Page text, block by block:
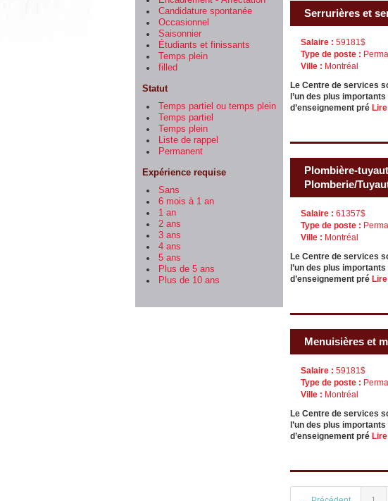
Candidature spontanée
Occasionnel
Saisonnier
Étudiants et finissants
Temps plein
filled
Statut
Temps partiel ou temps plein
Temps partiel
Temps plein
Liste de rappel
Permanent
Expérience requise
Sans
6 mois à 1 an
1 an
2 ans
3 ans
4 ans
5 ans
Plus de 5 ans
Plus de 10 ans
Serrurières et
Salaire : 59181$
Type de poste :
Ville : Montréal
Le Centre de services
l’un des plus
d’enseignement pré
Plombière-
Plomberie/
Salaire : 61357$
Type de poste :
Ville : Montréal
Le Centre de services
l’un des plus
d’enseignement pré
Menuisières et
Salaire : 59181$
Type de poste :
Ville : Montréal
Le Centre de services
l’un des plus
d’enseignement pré